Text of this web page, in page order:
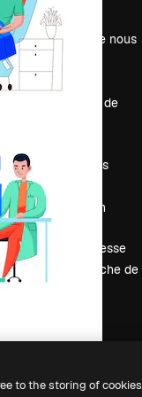
Prix
À propos de nous
Carrières
Tendances de
Événements
Slidesgo
Vendre mon
contenu
Salle de presse
À la recherche de
to the storing of